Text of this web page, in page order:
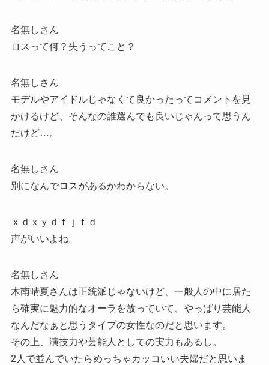
名無しさん
ロスって何？失うってこと？
名無しさん
モデルやアイドルじゃなくて良かったってコメントを見
かけるけど、そんなの誰選んでも良いじゃんって思うん
だけど…。
名無しさん
別になんでロスがあるかわからない。
ｘｄｘｙｄｆｊｆｄ
声がいいよね。
名無しさん
木南晴夏さんは正統派じゃないけど、一般人の中に居た
ら確実に魅力的なオーラを放っていて、やっぱり芸能人
なんだなぁと思うタイプの女性なのだと思います。
その上、演技力や芸能人としての実力もあるし。
2人で並んでいたらめっちゃカッコいい夫婦だと思いま